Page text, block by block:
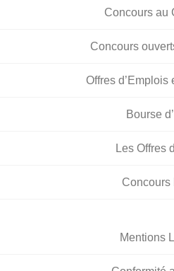
Concours au
Concours
Offres d’Emplois
Bourse
Les Offres
Concours
Mentions